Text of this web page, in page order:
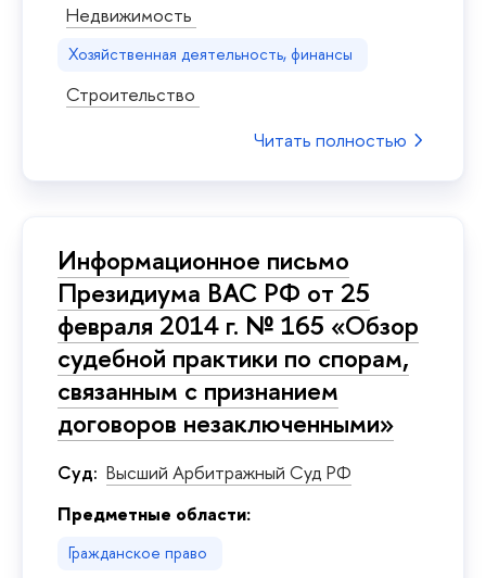
Недвижимость
Хозяйственная деятельность, финансы
Строительство
Читать полностью
Информационное письмо
Президиума ВАС РФ от 25
февраля 2014 г. № 165 «Обзор
судебной практики по спорам,
связанным с признанием
договоров незаключенными»
Суд: Высший Арбитражный Суд РФ
Предметные области:
Гражданское право